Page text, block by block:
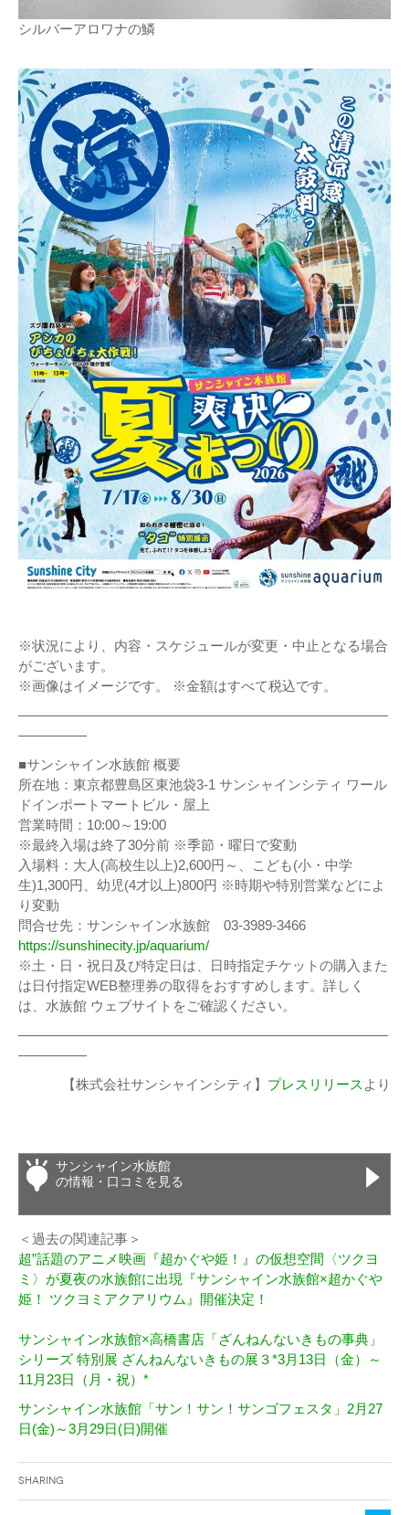
シルバーアロワナの鱗
※状況により、内容・スケジュールが変更・中止となる場合
がございます。
※画像はイメージです。 ※金額はすべて税込です。
———————————————————————————
—————
■サンシャイン水族館 概要
所在地：東京都豊島区東池袋3-1 サンシャインシティ ワール
ドインポートマートビル・屋上
営業時間：10:00～19:00
※最終入場は終了30分前 ※季節・曜日で変動
入場料：大人(高校生以上)2,600円～、こども(小・中学
生)1,300円、幼児(4才以上)800円 ※時期や特別営業などによ
り変動
問合せ先：サンシャイン水族館 03-3989-3466
https://sunshinecity.jp/aquarium/
※土・日・祝日及び特定日は、日時指定チケットの購入また
は日付指定WEB整理券の取得をおすすめします。詳しく
は、水族館 ウェブサイトをご確認ください。
———————————————————————————
—————
【株式会社サンシャインシティ】 プレスリリース より
サンシャイン水族館
の情報・口コミを見る
＜過去の関連記事＞
超”話題のアニメ映画『超かぐや姫！』の仮想空間〈ツクヨ
ミ〉が夏夜の水族館に出現『サンシャイン水族館×超かぐや
姫！ ツクヨミアクアリウム』開催決定！
サンシャイン水族館×高橋書店「ざんねんないきもの事典」
シリーズ 特別展 ざんねんないきもの展３*3月13日（金）～
11月23日（月・祝）*
サンシャイン水族館「サン！サン！サンゴフェスタ」2月27
日(金)～3月29日(日)開催
Sharing